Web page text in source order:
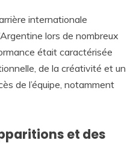
internationale
lors de nombreux
était caractérisée
de la créativité et un
de l’équipe, notamment
et des